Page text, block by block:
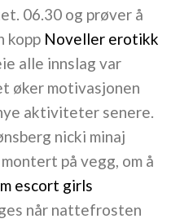
06.30 og prøver å
kopp Noveller erotikk
alle innslag var
øker motivasjonen
aktiviteter senere.
nicki minaj
på vegg, om å
escort girls
når nattefrosten